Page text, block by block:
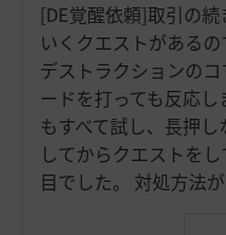
[DE覚醒依頼]取引の
いくクエストがある
デストラクションの
ードを打っても反応
もすべて試し、長押
してからクエストを
目でした。 対処方法